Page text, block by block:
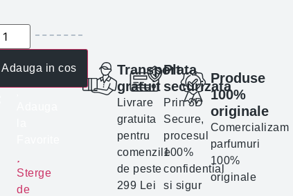
Adauga in cos
Sterge
de
Transport
gratuit
Livrare
gratuita
pentru
comenzile
de peste
299 Lei
Plata
securizata
Prin 3D
Secure,
procesul
100%
confidential
si sigur
Produse
100%
originale
Comercializam
parfumuri
100%
originale